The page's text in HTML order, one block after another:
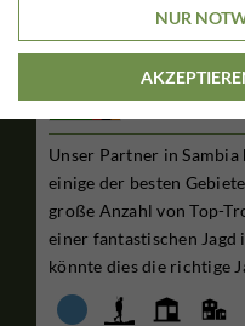
Grosswildjagd am
Sambia
Unser Partner in
einige der besten
große Anzahl von Top-
einer fantastischen Jagd
könnte dies die richtige
NUR